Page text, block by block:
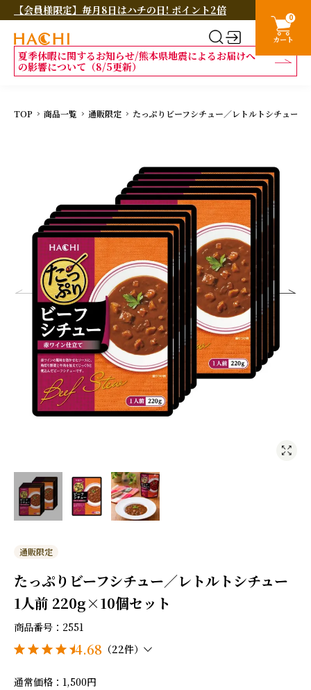
【会員様限定】毎月8日はハチの日! ポイント2倍
夏季休暇に関するお知らせ/熊本県地震によるお届けへ
の影響について（8/5更新）
0
カート
TOP 商品一覧 通販限定 たっぷりビーフシチュー／レトルトシチュー
通販限定
たっぷりビーフシチュー／レトルトシチュー
1人前 220g×10個セット
商品番号 2551
4.68 （22件）
通常価格
1,500